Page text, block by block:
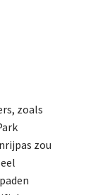
zoals
zou